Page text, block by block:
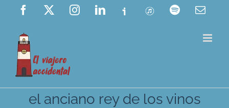
Saltar
contenido
Facebook InstagramLinkedIn
Ivoox ITunes Spotify
el anciano rey de los vinos